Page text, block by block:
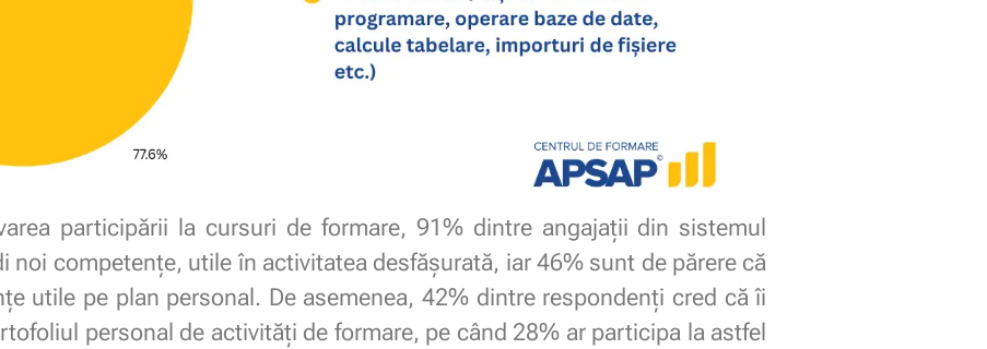
participării la cursuri de formare, 91% dintre angajații din sistemul
noi competențe, utile în activitatea desfășurată, iar 46% sunt de părere că
utile pe plan personal. De asemenea, 42% dintre respondenți cred că îi
personal de activități de formare, pe când 28% ar participa la astfel